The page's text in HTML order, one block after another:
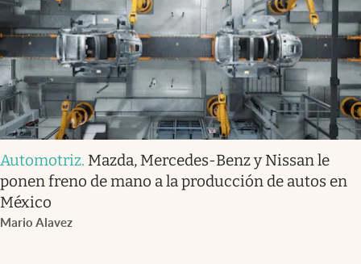
Automotriz. Mazda, Mercedes-Benz y Nissan le
ponen freno de mano a la producción de autos en
México
Mario Alavez